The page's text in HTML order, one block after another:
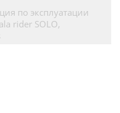
по эксплуатации
rider SOLO,